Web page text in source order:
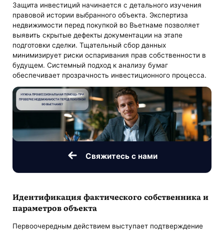
Защита инвестиций начинается с детального изучения
правовой истории выбранного объекта. Экспертиза
недвижимости перед покупкой во Вьетнаме позволяет
выявить скрытые дефекты документации на этапе
подготовки сделки. Тщательный сбор данных
минимизирует риски оспаривания прав собственности в
будущем. Системный подход к анализу бумаг
обеспечивает прозрачность инвестиционного процесса.
Свяжитесь с нами
Идентификация фактического собственника и
параметров объекта
Первоочередным действием выступает подтверждение